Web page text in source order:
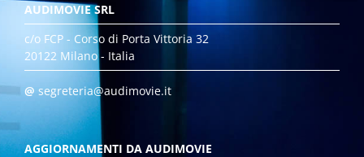
AUDIMOVIE SRL
c/o FCP - Corso di Porta Vittoria 32
20122 Milano - Italia
@ segreteria@audimovie.it
AGGIORNAMENTI DA AUDIMOVIE